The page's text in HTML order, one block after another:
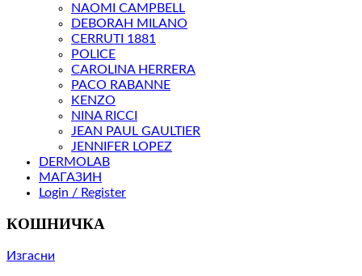
NAOMI CAMPBELL
DEBORAH MILANO
CERRUTI 1881
POLICE
CAROLINA HERRERA
PACO RABANNE
KENZO
NINA RICCI
JEAN PAUL GAULTIER
JENNIFER LOPEZ
DERMOLAB
МАГАЗИН
Login / Register
КОШНИЧКА
Изгасни